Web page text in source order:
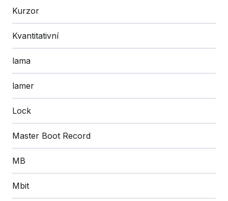
Kurzor
Kvantitativní
lama
lamer
Lock
Master Boot Record
MB
Mbit